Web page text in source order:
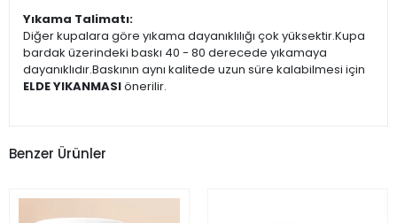
Yıkama Talimatı:
Diğer kupalara göre yıkama dayanıklılığı çok yüksektir.Kupa
bardak üzerindeki baskı 40 - 80 derecede yıkamaya
dayanıklıdır.Baskının aynı kalitede uzun süre kalabilmesi için
ELDE YIKANMASIönerilir.
Benzer Ürünler